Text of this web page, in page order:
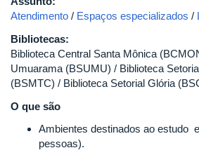
Atendimento / Espaços especializados /
Bibliotecas:
Biblioteca Central Santa Mônica
Umuarama (BSUMU) / Biblioteca
(BSMTC) / Biblioteca Setorial Glória
O que são
Ambientes destinados ao estudo
pessoas).